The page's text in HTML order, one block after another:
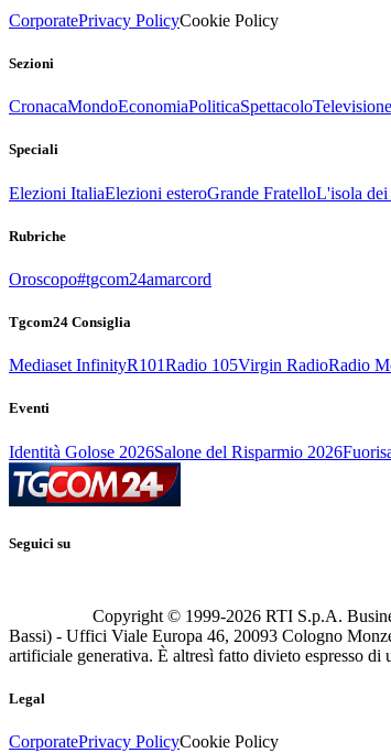
CorporatePrivacy PolicyCookie Policy
Sezioni
CronacaMondoEconomiaPoliticaSpettacoloTelevisione
Speciali
Elezioni ItaliaElezioni esteroGrande FratelloL'isola dei
Rubriche
Oroscopo#tgcom24amarcord
Tgcom24 Consiglia
Mediaset InfinityR101Radio 105Virgin RadioRadio
Eventi
Identità Golose 2026Salone del Risparmio 2026
Seguici su
Copyright © 1999-2026 RTI S.p.A.
Bassi) - Uffici Viale Europa 46, 20093 Cologno
artificiale generativa. È altresì fatto divieto espresso
Legal
CorporatePrivacy PolicyCookie Policy